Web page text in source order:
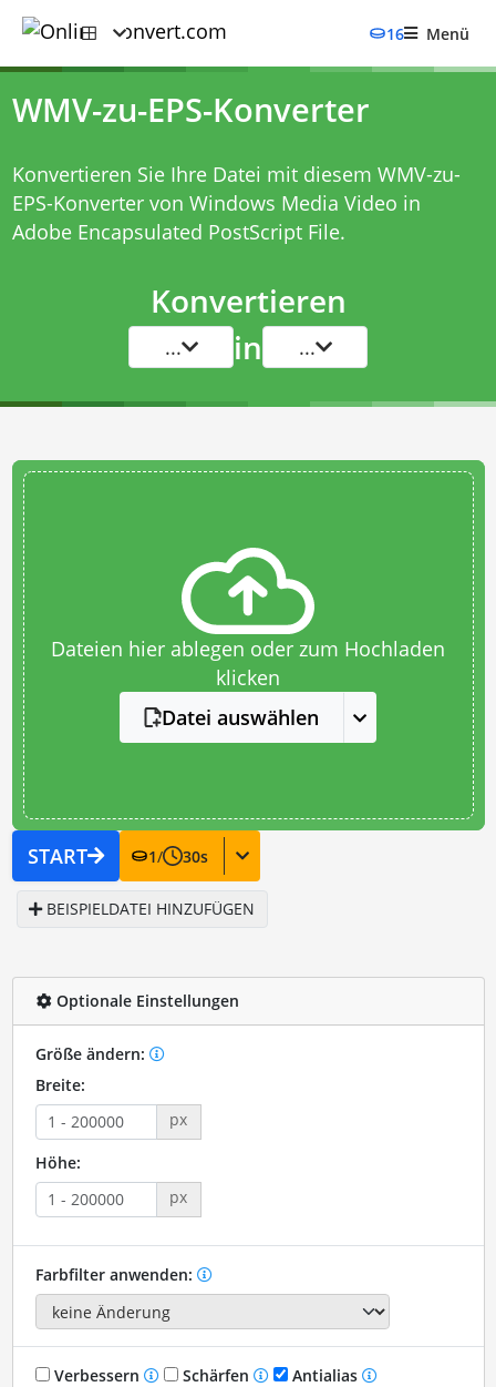
16 Menü
WMV-zu-EPS-Konverter
Konvertieren Sie Ihre Datei mit diesem WMV-zu-
EPS-Konvertervon Windows Media Video in
Adobe Encapsulated PostScript File.
Konvertieren
... in ...
Dateien hier ablegen oder zum Hochladen
klicken
Datei auswählen
START 1/ 30s
BEISPIELDATEI HINZUFÜGEN
Optionale Einstellungen
Größe ändern:
Breite:
px
Höhe:
px
Farbfilter anwenden:
Verbessern Schärfen
Antialias